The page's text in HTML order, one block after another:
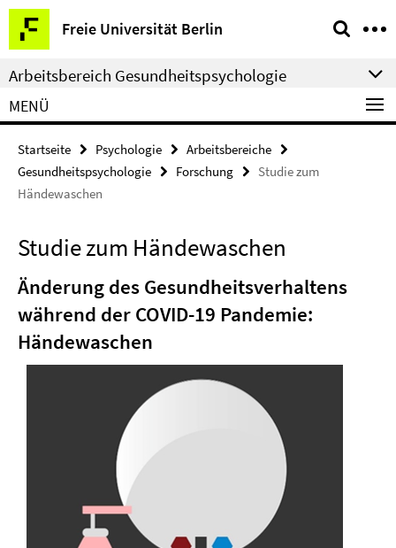
Springe
direkt
zu
Inhalt
Freie Universität Berlin
Service-
Navigation
Arbeitsbereich Gesundheitspsychologie
MENÜ
Startseite Psychologie
Arbeitsbereiche
Gesundheitspsychologie
Forschung
Studie zum
Händewaschen
Studie zum Händewaschen
Änderung des Gesundheitsverhaltens
während der COVID-19 Pandemie:
Händewaschen